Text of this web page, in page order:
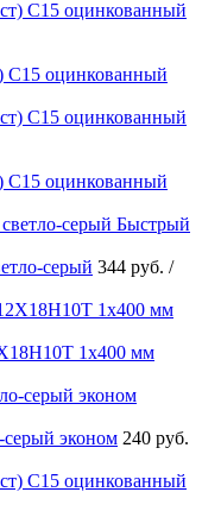
С15 оцинкованный
С15 оцинкованный
Быстрый
серый 344 руб. /
1х400 мм
эконом 240 руб.